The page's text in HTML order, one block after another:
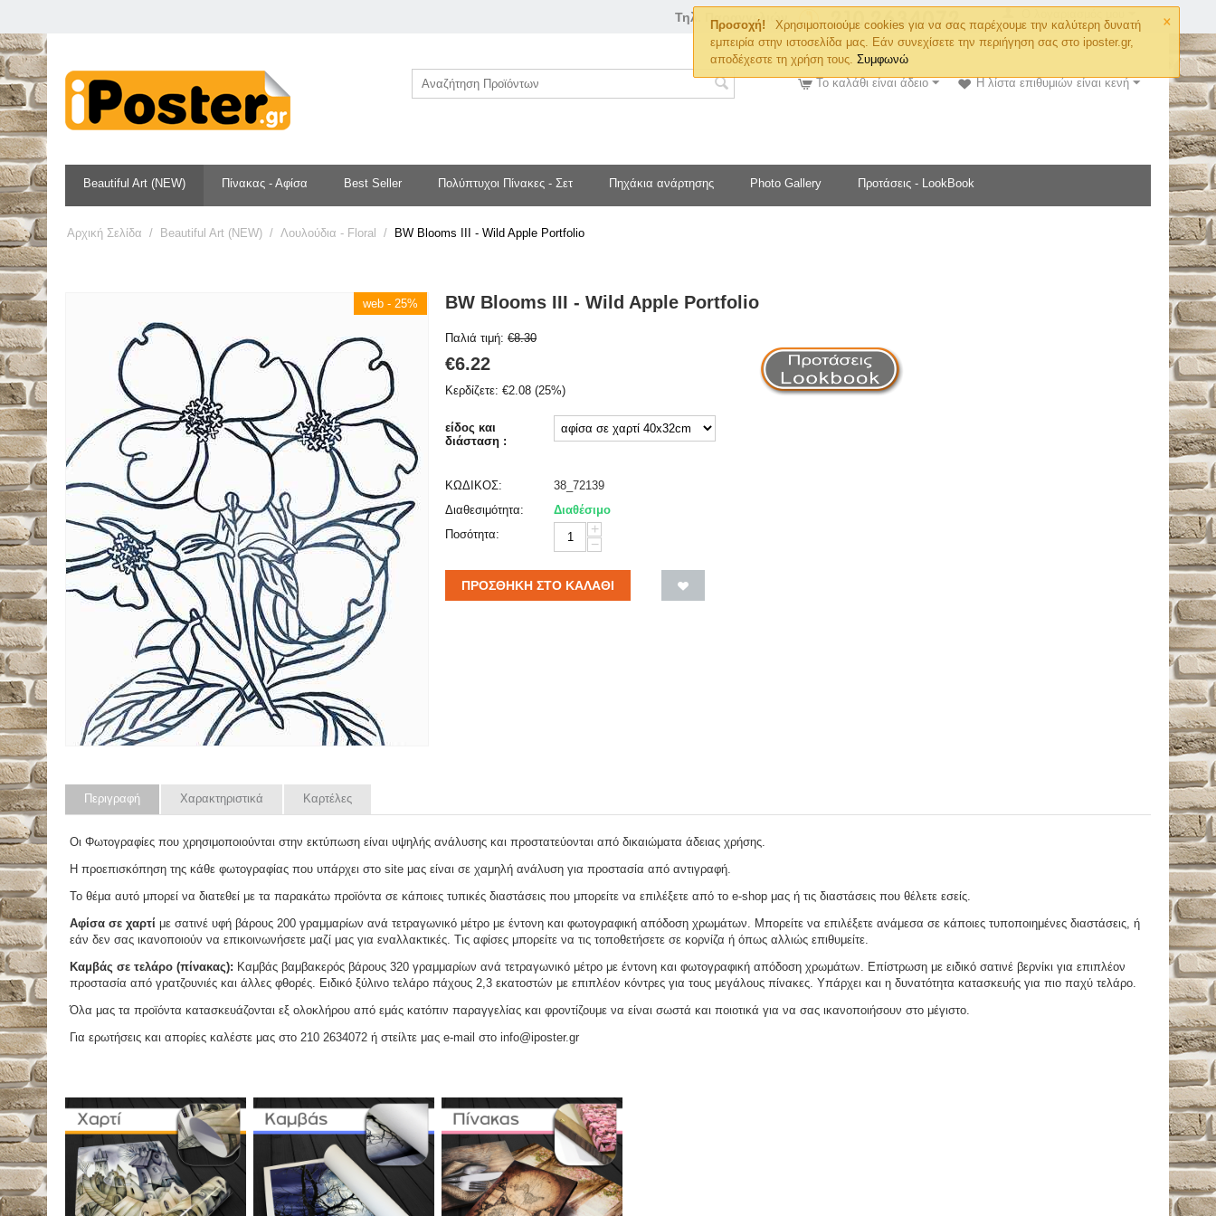
×
Προσοχή!
Χρησιμοποιούμε cookies για να σας παρέχουμε την καλύτερη δυνατή
εμπειρία στην ιστοσελίδα μας. Εάν συνεχίσετε την περιήγηση σας στο iposter.gr,
αποδέχεστε τη χρήση τους.Συμφωνώ
Τηλ. Παραγγελιών
Η λίστα επιθυμιών είναι κενή
Το καλάθι είναι άδειο
Beautiful Art (NEW) Πίνακας - Αφίσα Best Seller Πολύπτυχοι Πίνακες - Σετ Πηχάκια ανάρτησης Photo Gallery Προτάσεις - LookBook
Αρχική Σελίδα / Beautiful Art (NEW) / Λουλούδια - Floral / BW Blooms III - Wild Apple Portfolio
web - 25% BW Blooms III - Wild Apple Portfolio
Παλιά τιμή: €8.30
€6.22
Κερδίζετε: €2.08 (25%)
είδος και
διάσταση :
ΚΩΔΙΚΟΣ:
38_72139
Διαθεσιμότητα:
Διαθέσιμο
Ποσότητα:
+
−
ΠΡΟΣΘΉΚΗ ΣΤΟ ΚΑΛΆΘΙ
Περιγραφή Χαρακτηριστικά Καρτέλες
Οι Φωτογραφίες που χρησιμοποιούνται στην εκτύπωση είναι υψηλής ανάλυσης και προστατεύονται από δικαιώματα άδειας χρήσης.
Η προεπισκόπηση της κάθε φωτογραφίας που υπάρχει στο site μας είναι σε χαμηλή ανάλυση για προστασία από αντιγραφή.
Το θέμα αυτό μπορεί να διατεθεί με τα παρακάτω προϊόντα σε κάποιες τυπικές διαστάσεις που μπορείτε να επιλέξετε από το e-shop μας ή τις διαστάσεις που θέλετε εσείς.
Αφίσα σε χαρτί με σατινέ υφή βάρους 200 γραμμαρίων ανά τετραγωνικό μέτρο με έντονη και φωτογραφική απόδοση χρωμάτων. Μπορείτε να επιλέξετε ανάμεσα σε κάποιες τυποποιημένες διαστάσεις, ή
εάν δεν σας ικανοποιούν να επικοινωνήσετε μαζί μας για εναλλακτικές. Τις αφίσες μπορείτε να τις τοποθετήσετε σε κορνίζα ή όπως αλλιώς επιθυμείτε.
Καμβάς σε τελάρο (πίνακας): Καμβάς βαμβακερός βάρους 320 γραμμαρίων ανά τετραγωνικό μέτρο με έντονη και φωτογραφική απόδοση χρωμάτων. Επίστρωση με ειδικό σατινέ βερνίκι για επιπλέον
προστασία από γρατζουνιές και άλλες φθορές. Ειδικό ξύλινο τελάρο πάχους 2,3 εκατοστών με επιπλέον κόντρες για τους μεγάλους πίνακες. Υπάρχει και η δυνατότητα κατασκευής για πιο παχύ τελάρο.
Όλα μας τα προϊόντα κατασκευάζονται εξ ολοκλήρου από εμάς κατόπιν παραγγελίας και φροντίζουμε να είναι σωστά και ποιοτικά για να σας ικανοποιήσουν στο μέγιστο.
Για ερωτήσεις και απορίες καλέστε μας στο 210 2634072 ή στείλτε μας e-mail στο info@iposter.gr